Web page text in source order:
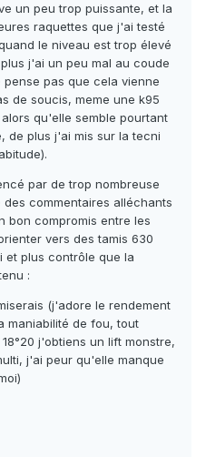
un peu trop puissante, et la
raquettes que j'ai testé
le niveau est trop élevé
j'ai un peu mal au coude
pas que cela vienne
de soucis, meme une k95
qu'elle semble pourtant
de plus j'ai mis sur la tecni
par de trop nombreuse
commentaires alléchants
bon compromis entre les
vers des tamis 630
et plus contrôle que la
:
(j'adore le rendement
maniabilité de fou, tout
j'obtiens un lift monstre,
j'ai peur qu'elle manque